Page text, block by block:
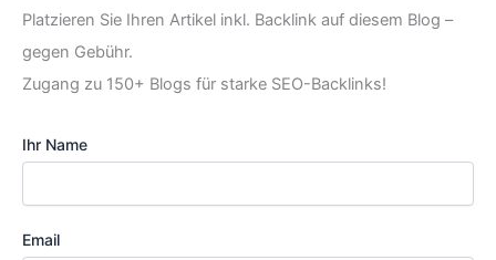
Platzieren Sie Ihren Artikel inkl. Backlink auf diesem Blog –
gegen Gebühr.
Zugang zu 150+ Blogs für starke SEO-Backlinks!
Ihr Name
Email